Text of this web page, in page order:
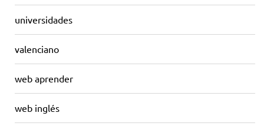
universidades
valenciano
web aprender
web inglés